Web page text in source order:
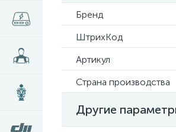
Бренд
ШтрихКод
Артикул
Страна производства
Другие